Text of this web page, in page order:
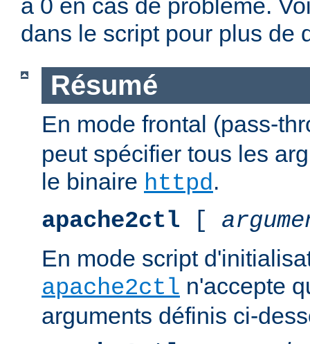
à 0 en cas de problème.
dans le script pour plus de
Résumé
En mode frontal (pass-
peut spécifier tous les
le binaire httpd.
apache2ctl [
En mode script
apache2ctl n'accepte
arguments définis ci-